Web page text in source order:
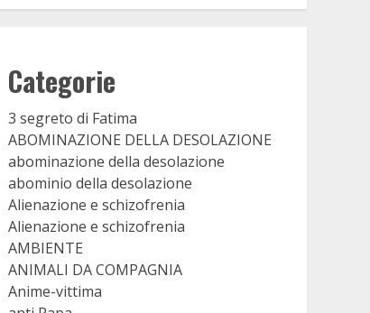
Categorie
3 segreto di Fatima
ABOMINAZIONE DELLA DESOLAZIONE
abominazione della desolazione
abominio della desolazione
Alienazione e schizofrenia
Alienazione e schizofrenia
AMBIENTE
ANIMALI DA COMPAGNIA
Anime-vittima